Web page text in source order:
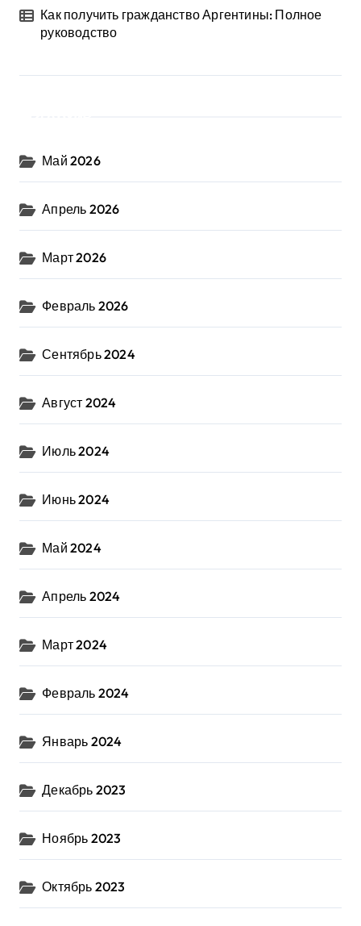
Как получить гражданство Аргентины: Полное
руководство
Май 2026
Апрель 2026
Март 2026
Февраль 2026
Сентябрь 2024
Август 2024
Июль 2024
Июнь 2024
Май 2024
Апрель 2024
Март 2024
Февраль 2024
Январь 2024
Декабрь 2023
Ноябрь 2023
Октябрь 2023